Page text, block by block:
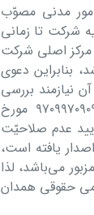
در امور مدنی مصوّب
شرکت تا زمانی
اصلی شرکت
بنابراین دعوی
به آن نیازمند بررسی
حسابھا و اقدامات انجام شده در مرکز اصلی شرکت است و دادنامه شمارۀ ٩٧٠٩٩٧٠٩٠٩٨٠٠۶١٨ مورخ
عدم صلاحیّت
حقوقی تھران اصدار یافته است،
١١قانون آیین دادرسی مزبور می‌باشد، لذا
عمومی حقوقی ھمدان